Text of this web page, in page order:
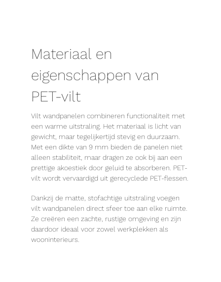
Materiaal en
eigenschappen van
PET-vilt
Vilt wandpanelen combineren functionaliteit met
een warme uitstraling. Het materiaal is licht van
gewicht, maar tegelijkertijd stevig en duurzaam.
Met een dikte van 9 mm bieden de panelen niet
alleen stabiliteit, maar dragen ze ook bij aan een
prettige akoestiek door geluid te absorberen. PET-
vilt wordt vervaardigd uit gerecyclede PET-flessen.
Dankzij de matte, stofachtige uitstraling voegen
vilt wandpanelen direct sfeer toe aan elke ruimte.
Ze creëren een zachte, rustige omgeving en zijn
daardoor ideaal voor zowel werkplekken als
wooninterieurs.